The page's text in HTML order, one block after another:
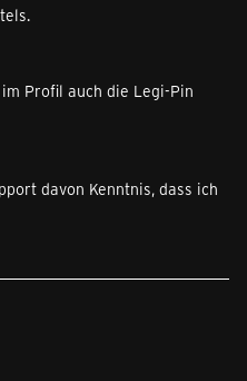
Profil auch die Legi-Pin
davon Kenntnis, dass ich